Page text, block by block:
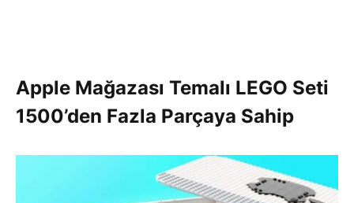
Apple Mağazası Temalı LEGO Seti
1500’den Fazla Parçaya Sahip